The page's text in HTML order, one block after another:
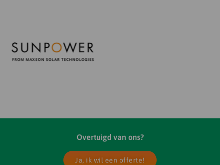
Overtuigd van ons?
Ja, ik wil een offerte!